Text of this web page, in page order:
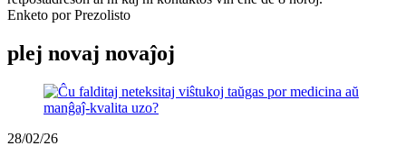
Enketo por Prezolisto
plej novaj novaĵoj
28/02/26